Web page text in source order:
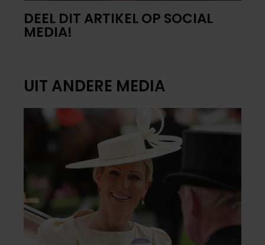
DEEL DIT ARTIKEL OP SOCIAL
MEDIA!
UIT ANDERE MEDIA